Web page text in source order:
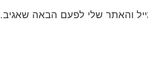
והאתר שלי לפעם הבאה שאגיב.